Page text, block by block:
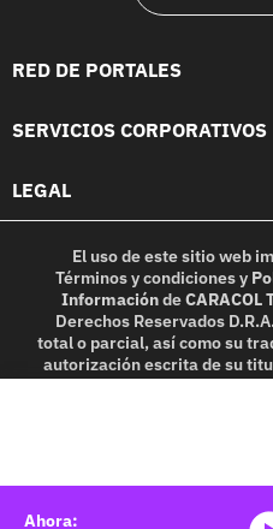
RED DE PORTALES
SERVICIOS CORPORATIVOS
LEGAL
El uso de este sitio web
Términos y condicionesy
InformacióndeCARACOL
Derechos Reservados
total o parcial, así como su
autorización escrita de su
in part, or translation